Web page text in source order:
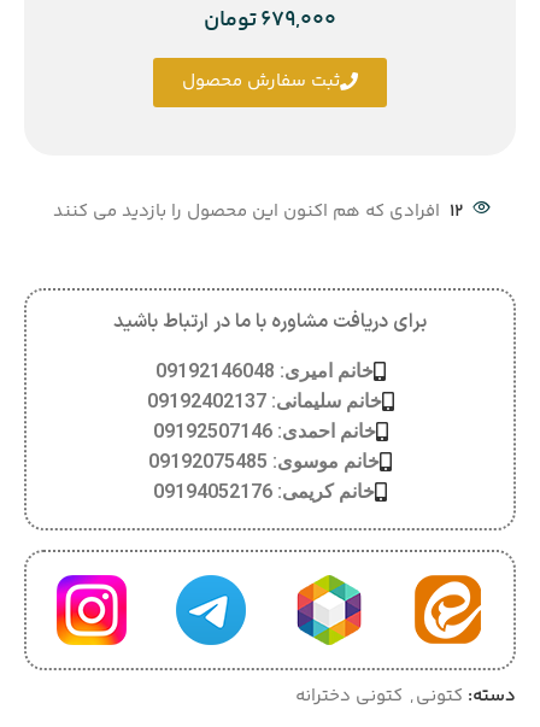
12 افرادی که هم اکنون این محصول را بازدید می کنند
برای دریافت مشاوره با ما در ارتباط باشید
خانم امیری: 09192146048
خانم سلیمانی: 09192402137
خانم احمدی: 09192507146
خانم موسوی: 09192075485
خانم کریمی: 09194052176
دسته: کتونی, کتونی دخترانه
679,000تومان
ثبت سفارش محصول